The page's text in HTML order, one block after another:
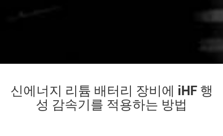
신에너지 리튬 배터리 장비에 iHF 행
성 감속기를 적용하는 방법